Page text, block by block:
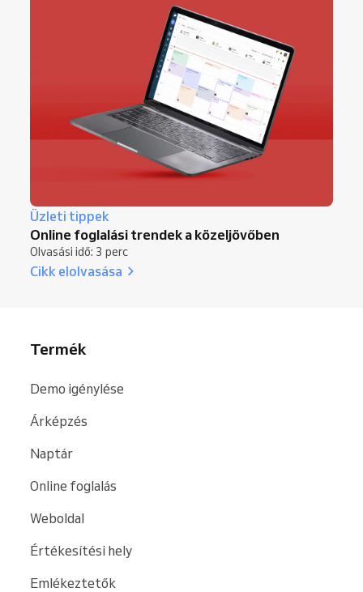
Üzleti tippek
Online foglalási trendek a közeljövőben
Olvasási idő: 3 perc
Cikk elolvasása
Termék
Demo igénylése
Árképzés
Naptár
Online foglalás
Weboldal
Értékesítési hely
Emlékeztetők